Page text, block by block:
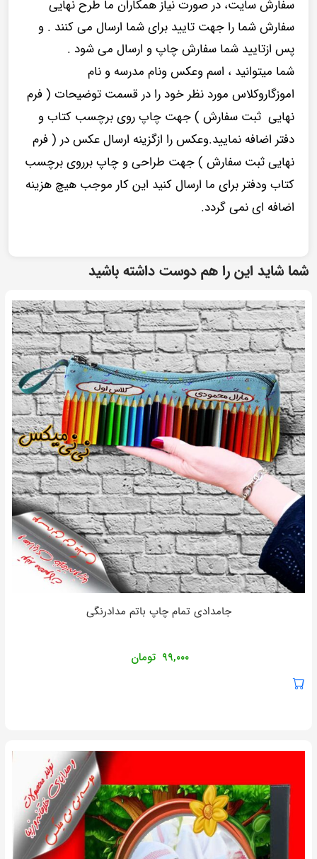
سفارش سایت، در صورت نیاز همکاران ما طرح نهایی
سفارش شما را جهت تایید برای شما ارسال می کنند . و
پس ازتایید شما سفارش چاپ و ارسال می شود .
شما میتوانید ، اسم وعکس ونام مدرسه و نام
اموزگاروکلاس مورد نظر خود را در قسمت توضیحات ( فرم
نهایی ثبت سفارش ) جهت چاپ روی برچسب کتاب و
دفتر اضافه نمایید.وعکس را ازگزینه ارسال عکس در ( فرم
نهایی ثبت سفارش ) جهت طراحی و چاپ برروی برچسب
کتاب ودفتر برای ما ارسال کنید این کار موجب هیچ هزینه
اضافه ای نمی گردد.
شما شاید این را هم دوست داشته باشید
جامدادی تمام چاپ باتم مدادرنگی
۹۹,۰۰۰ تومان